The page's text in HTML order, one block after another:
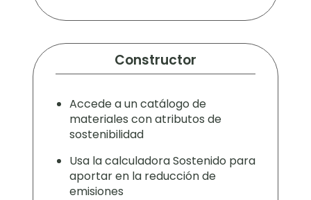
Constructor
Accede a un catálogo de
materiales con atributos de
sostenibilidad
Usa la calculadora Sostenido para
aportar en la reducción de
emisiones